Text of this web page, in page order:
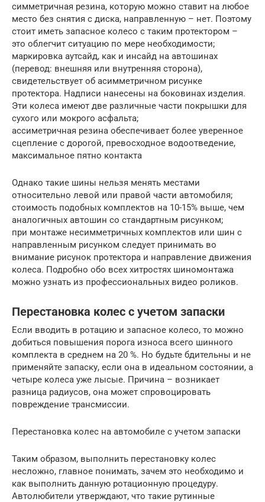
симметричная резина, которую можно ставит на любое
место без снятия с диска, направленную – нет. Поэтому
стоит иметь запасное колесо с таким протектором –
это облегчит ситуацию по мере необходимости;
маркировка аутсайд, как и инсайд на автошинах
(перевод: внешняя или внутренняя сторона),
свидетельствует об асимметричном рисунке
протектора. Надписи нанесены на боковинах изделия.
Эти колеса имеют две различные части покрышки для
сухого или мокрого асфальта;
ассиметричная резина обеспечивает более уверенное
сцепление с дорогой, превосходное водоотведение,
максимальное пятно контакта
Однако такие шины нельзя менять местами
относительно левой или правой части автомобиля;
стоимость подобных комплектов на 10-15% выше, чем
аналогичных автошин со стандартным рисунком;
при монтаже несимметричных комплектов или шин с
направленным рисунком следует принимать во
внимание рисунок протектора и направление движения
колеса. Подробно обо всех хитростях шиномонтажа
можно узнать из профессиональных видео роликов.
Перестановка колес с учетом запаски
Если вводить в ротацию и запасное колесо, то можно
добиться повышения порога износа всего шинного
комплекта в среднем на 20 %. Но будьте бдительны и не
применяйте запаску, если она в идеальном состоянии, а
четыре колеса уже лысые. Причина – возникает
разница радиусов, она может спровоцировать
повреждение трансмиссии.
Перестановка колес на автомобиле с учетом запаски
Таким образом, выполнить перестановку колес
несложно, главное понимать, зачем это необходимо и
как выполнить данную ротационную процедуру.
Автолюбители утверждают, что такие рутинные